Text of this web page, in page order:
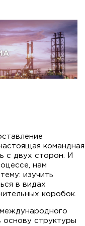
командная
с двух сторон. И
нам
изучить
в видах
коробок.
основу структуры